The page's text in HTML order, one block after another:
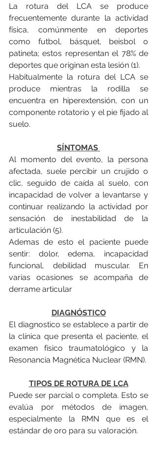
La rotura del LCA se produce
frecuentemente durante la actividad
física, comúnmente en deportes
como futbol, básquet, beisbol o
patineta; estos representan el 78% de
deportes que originan esta lesión (1).
Habitualmente la rotura del LCA se
produce mientras la rodilla se
encuentra en hiperextensión, con un
componente rotatorio y el pie fijado al
suelo.
SÍNTOMAS
Al momento del evento, la persona
afectada, suele percibir un crujido o
clic, seguido de caída al suelo, con
incapacidad de volver a levantarse y
continuar realizando la actividad por
sensación de inestabilidad de la
articulación (5).
Ademas de esto el paciente puede
sentir: dolor, edema, incapacidad
funcional, debilidad muscular. En
varias ocasiones se acompaña de
derrame articular
DIAGNÓSTICO
El diagnostico se establece a partir de
la clínica que presenta el paciente, el
examen físico traumatológico y la
Resonancia Magnética Nuclear (RMN).
TIPOS DE ROTURA DE LCA
Puede ser parcial o completa. Esto se
evalúa por métodos de imagen,
especialmente la RMN que es el
estándar de oro para su valoración.